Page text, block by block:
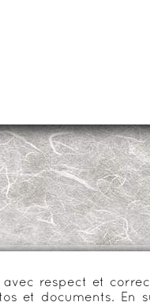
respect et
et documents.